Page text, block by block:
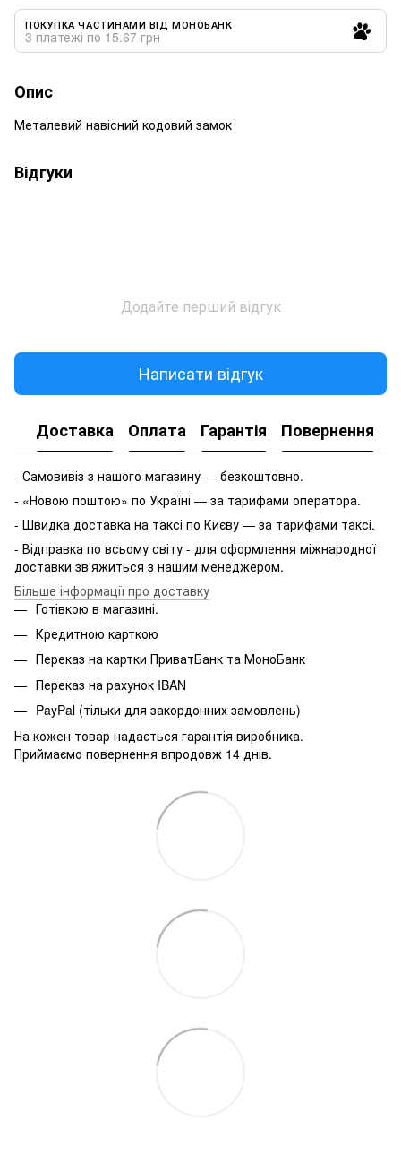
ПОКУПКА ЧАСТИНАМИ ВІД МОНОБАНК
3 платежі по 15.67 грн
Опис
Металевий навісний кодовий замок
Відгуки
Додайте перший відгук
Написати відгук
Доставка Оплата Гарантія Повернення
- Самовивіз з нашого магазину — безкоштовно.
- «Новою поштою» по Україні — за тарифами оператора.
- Швидка доставка на таксі по Києву — за тарифами таксі.
- Відправка по всьому світу - для оформлення міжнародної
доставки зв'яжиться з нашим менеджером.
Більше інформації про доставку
Готівкою в магазині.
Кредитною карткою
Переказ на картки ПриватБанк та МоноБанк
Переказ на рахунок IBAN
PayPal (тільки для закордонних замовлень)
На кожен товар надається гарантія виробника.
Приймаємо повернення впродовж 14 днів.